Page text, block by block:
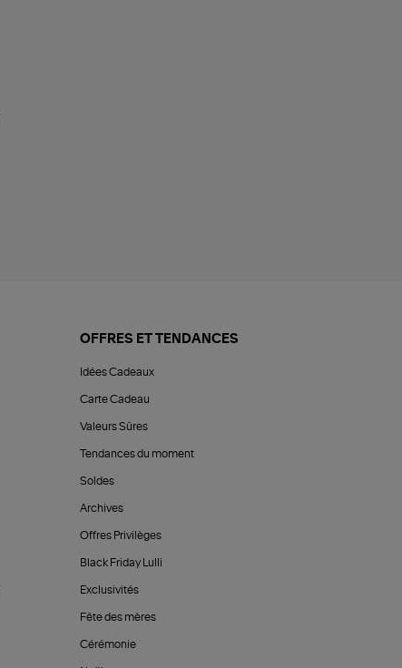
OFFRES ET TENDANCES
Idées Cadeaux
Carte Cadeau
Valeurs Sûres
Tendances du moment
Soldes
Archives
Offres Privilèges
Black Friday Lulli
Exclusivités
Fête des mères
Cérémonie